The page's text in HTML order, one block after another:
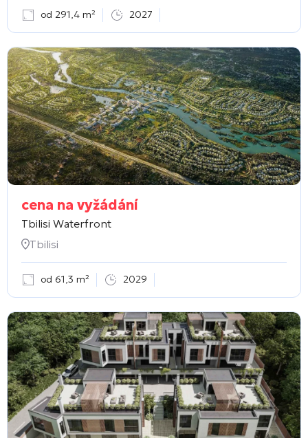
od 291,4 m² 2027
cena na vyžádání
Tbilisi Waterfront
Tbilisi
od 61,3 m² 2029